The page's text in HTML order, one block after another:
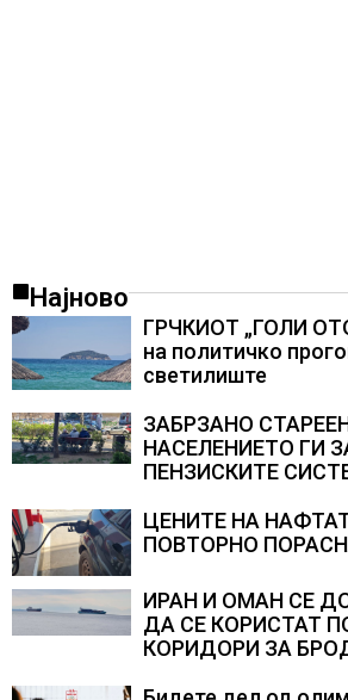
Најново
ГРЧКИОТ „ГОЛИ
на политичко
светилиште
ЗАБРЗАНО
НАСЕЛЕНИЕТО ГИ
ПЕНЗИСКИТЕ
ЦЕНИТЕ НА
ПОВТОРНО
ИРАН И ОМАН СЕ
ДА СЕ КОРИСТАТ
КОРИДОРИ ЗА